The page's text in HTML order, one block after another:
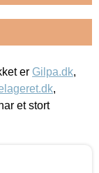
er Gilpa.dk,
,
et stort